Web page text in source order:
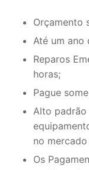
Orçamento
Até um ano
Reparos
horas;
Pague
Alto padrão
no
Os